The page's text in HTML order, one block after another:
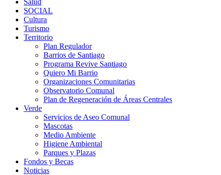
Salud
SOCIAL
Cultura
Turismo
Territorio
Plan Regulador
Barrios de Santiago
Programa Revive Santiago
Quiero Mi Barrio
Organizaciones Comunitarias
Observatorio Comunal
Plan de Regeneración de Áreas Centrales
Verde
Servicios de Aseo Comunal
Mascotas
Medio Ambiente
Higiene Ambiental
Parques y Plazas
Fondos y Becas
Noticias